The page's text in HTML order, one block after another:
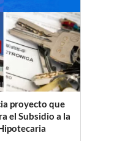
proyecto que
el Subsidio a la